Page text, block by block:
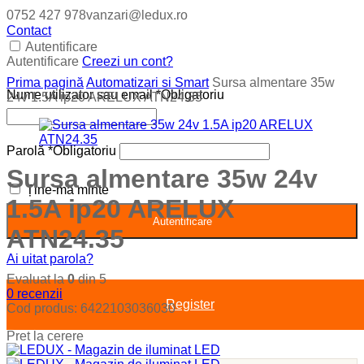
0752 427 978vanzari@ledux.ro
Contact
Autentificare
Autentificare Creezi un cont?
Nume utilizator sau email*Obligatoriu
Parolă *Obligatoriu
Ține-mă minte
Autentificare
Ai uitat parola?
Register
Prima pagină Automatizari si Smart Sursa almentare 35w
24v 1.5A ip20 ARELUX ATN24.35
Sursa almentare 35w 24v
1.5A ip20 ARELUX
ATN24.35
Evaluat la0din 5
0 recenzii
Cod produs: 6422103036030
Pret la cerere